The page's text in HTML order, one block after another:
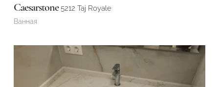
Caesarstone5212 Taj Royale
Ванная